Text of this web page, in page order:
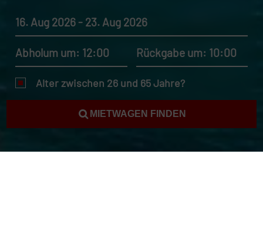
16. Aug 2026 - 23. Aug 2026
Abholum um: 12:00 Rückgabe um: 10:00
Alter zwischen 26 und 65 Jahre?
MIETWAGEN FINDEN